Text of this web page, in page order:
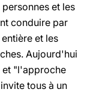
et les
conduire par
et les
Aujourd'hui
et "l'approche
tous à un